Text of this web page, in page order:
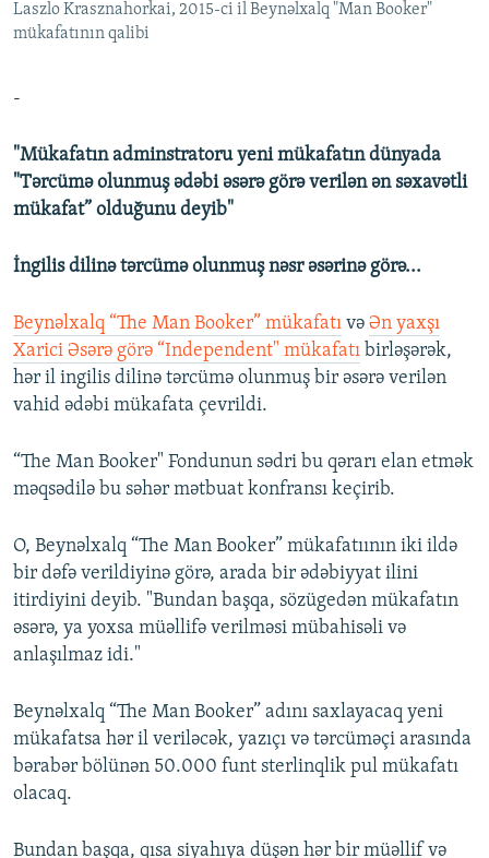
İZ - MƏDƏNIYYƏT PROQRAMI
MATERIALLARIMIZDAN ISTIFADƏ
Laszlo Krasznahorkai, 2015-ci il Beynəlxalq "Man Booker"
mükafatının qalibi
-
"Mükafatın adminstratoru yeni mükafatın dünyada
"Tərcümə olunmuş ədəbi əsərə görə verilən ən səxavətli
mükafat” olduğunu deyib"
İngilis dilinə tərcümə olunmuş nəsr əsərinə görə...
Beynəlxalq “The Man Booker” mükafatı və Ən yaxşı
Xarici Əsərə görə “Independent" mükafatı birləşərək,
hər il ingilis dilinə tərcümə olunmuş bir əsərə verilən
vahid ədəbi mükafata çevrildi.
“The Man Booker" Fondunun sədri bu qərarı elan etmək
məqsədilə bu səhər mətbuat konfransı keçirib.
O, Beynəlxalq “The Man Booker” mükafatıının iki ildə
bir dəfə verildiyinə görə, arada bir ədəbiyyat ilini
itirdiyini deyib. "Bundan başqa, sözügedən mükafatın
əsərə, ya yoxsa müəllifə verilməsi mübahisəli və
anlaşılmaz idi."
Beynəlxalq “The Man Booker” adını saxlayacaq yeni
mükafatsa hər il veriləcək, yazıçı və tərcüməçi arasında
bərabər bölünən 50.000 funt sterlinqlik pul mükafatı
olacaq.
Bundan başqa, qısa siyahıya düşən hər bir müəllif və